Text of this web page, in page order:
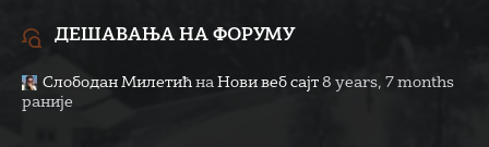
ДЕШАВАЊА НА ФОРУМУ
Слободан Милетић на Нови веб сајт 8 years, 7 months
раније